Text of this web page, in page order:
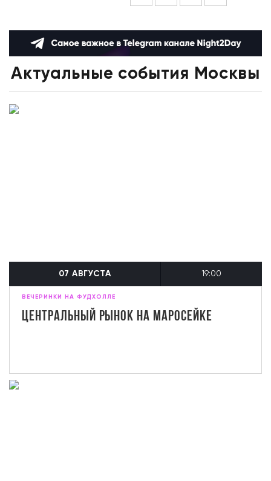
Актуальные события Москвы
07 АВГУСТА 19:00
ВЕЧЕРИНКИ НА ФУДХОЛЛЕ
Центральный рынок на Маросейке